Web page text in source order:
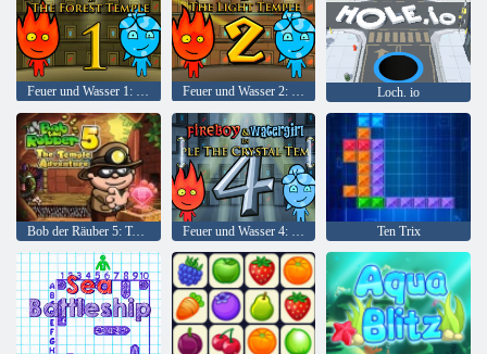
Feuer und Wasser 1: Waldtempel Feuer und Wasser 2: Lichttempel Loch. io
Bob der Räuber 5: Tempelabenteuer Feuer und Wasser 4: Kristalltempel Ten Trix